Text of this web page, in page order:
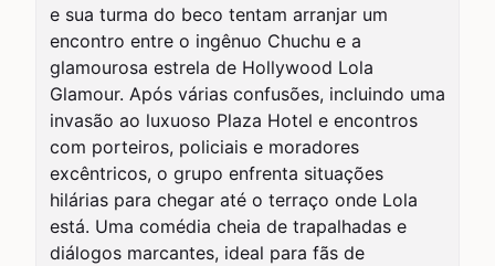
e sua turma do beco tentam arranjar um
encontro entre o ingênuo Chuchu e a
glamourosa estrela de Hollywood Lola
Glamour. Após várias confusões, incluindo uma
invasão ao luxuoso Plaza Hotel e encontros
com porteiros, policiais e moradores
excêntricos, o grupo enfrenta situações
hilárias para chegar até o terraço onde Lola
está. Uma comédia cheia de trapalhadas e
diálogos marcantes, ideal para fãs de